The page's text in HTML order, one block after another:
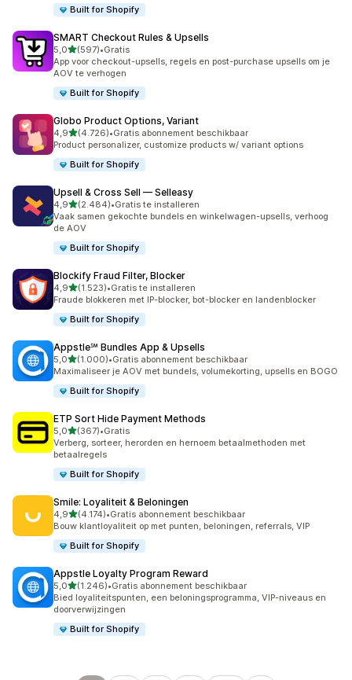
Built for Shopify
SMART Checkout Rules & Upsells
5,0van 5 sterren
(597)
597 recensies in totaal
•Gratis
App voor checkout-upsells, regels en post-purchase upsells om je
AOV te verhogen
Built for Shopify
Globo Product Options, Variant
4,9van 5 sterren
(4.726)
4726 recensies in totaal
•Gratis abonnement beschikbaar
Product personalizer, customize products w/ variant options
Built for Shopify
Upsell & Cross Sell — Selleasy
4,9van 5 sterren
(2.484)
2484 recensies in totaal
•Gratis te installeren
Vaak samen gekochte bundels en winkelwagen-upsells, verhoog
de AOV
Built for Shopify
Blockify Fraud Filter, Blocker
4,9van 5 sterren
(1.523)
1523 recensies in totaal
•Gratis te installeren
Fraude blokkeren met IP-blocker, bot-blocker en landenblocker
Built for Shopify
Appstle℠ Bundles App & Upsells
5,0van 5 sterren
(1.000)
1000 recensies in totaal
•Gratis abonnement beschikbaar
Maximaliseer je AOV met bundels, volumekorting, upsells en BOGO
Built for Shopify
ETP Sort Hide Payment Methods
5,0van 5 sterren
(367)
367 recensies in totaal
•Gratis
Verberg, sorteer, herorden en hernoem betaalmethoden met
betaalregels
Built for Shopify
Smile: Loyaliteit & Beloningen
4,9van 5 sterren
(4.174)
4174 recensies in totaal
•Gratis abonnement beschikbaar
Bouw klantloyaliteit op met punten, beloningen, referrals, VIP
Built for Shopify
Appstle Loyalty Program Reward
5,0van 5 sterren
(1.246)
1246 recensies in totaal
•Gratis abonnement beschikbaar
Bied loyaliteitspunten, een beloningsprogramma, VIP-niveaus en
doorverwijzingen
Built for Shopify